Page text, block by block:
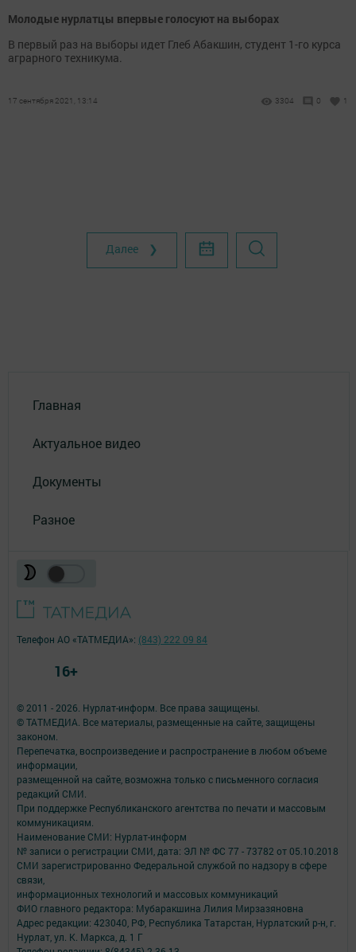
Молодые нурлатцы впервые голосуют на выборах
В первый раз на выборы идет Глеб Абакшин, студент 1-го курса
аграрного техникума.
17 сентября 2021, 13:14 3304 0 1
Далее ❯
Главная
Актуальное видео
Документы
Разное
© 2011 - 2026. Нурлат-⁠информ. Все права защищены.
© ТАТМЕДИА. Все материалы, размещенные на сайте, защищены
законом.
Перепечатка, воспроизведение и распространение в любом объеме
информации,
размещенной на сайте, возможна только с письменного согласия
редакций СМИ.
При поддержке Республиканского агентства по печати и массовым
коммуникациям.
Наименование СМИ: Нурлат-⁠информ
№ записи о регистрации СМИ, дата: ЭЛ № ФС 77 -⁠ 73782 от 05.10.2018
СМИ зарегистрированно Федеральной службой по надзору в сфере
связи,
информационных технологий и массовых коммуникаций
ФИО главного редактора: Мубаракшина Лилия Мирзазяновна
Адрес редакции: 423040, РФ, Республика Татарстан, Нурлатский р-н, г.
Нурлат, ул. К. Маркса, д. 1 Г
Телефон АО «ТАТМЕДИА»: (843) 222 09 84
16+